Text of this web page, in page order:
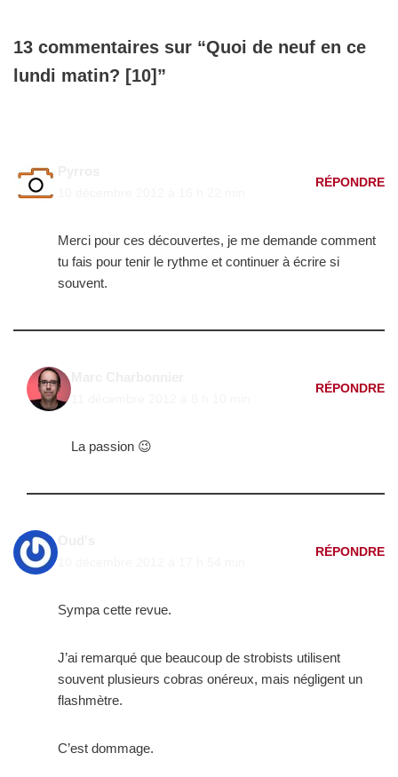
13 commentaires sur “Quoi de neuf en ce
lundi matin? [10]”
RÉPONDRE
Merci pour ces découvertes, je me demande comment
tu fais pour tenir le rythme et continuer à écrire si
souvent.
RÉPONDRE
La passion 😉
RÉPONDRE
Sympa cette revue.
J’ai remarqué que beaucoup de strobists utilisent
souvent plusieurs cobras onéreux, mais négligent un
flashmètre.
C’est dommage.